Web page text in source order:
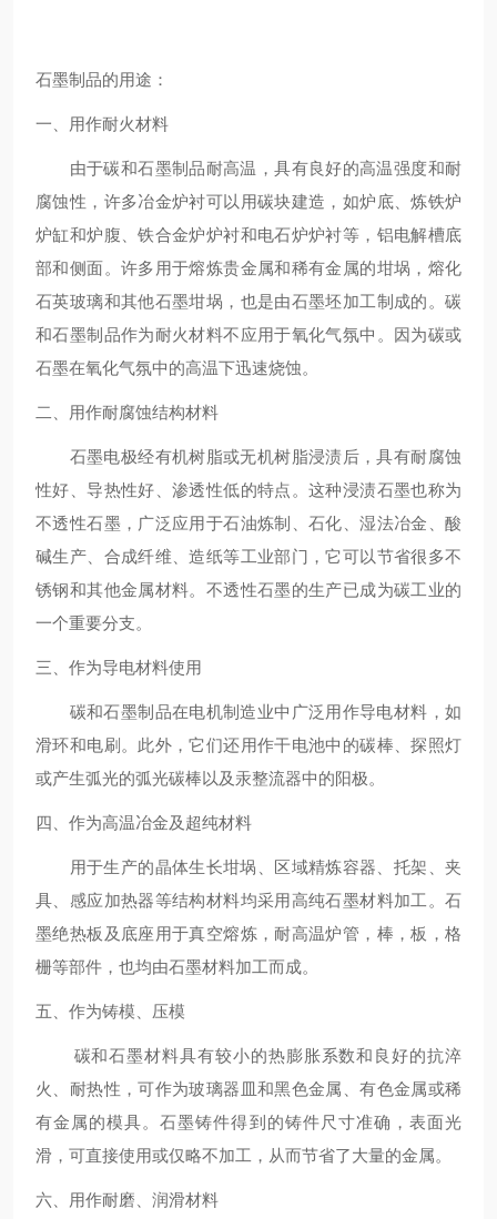
石墨制品的用途：
一、用作耐火材料
由于碳和石墨制品耐高温，具有良好的高温强度和耐
腐蚀性，许多冶金炉衬可以用碳块建造，如炉底、炼铁炉
炉缸和炉腹、铁合金炉炉衬和电石炉炉衬等，铝电解槽底
部和侧面。许多用于熔炼贵金属和稀有金属的坩埚，熔化
石英玻璃和其他石墨坩埚，也是由石墨坯加工制成的。碳
和石墨制品作为耐火材料不应用于氧化气氛中。因为碳或
石墨在氧化气氛中的高温下迅速烧蚀。
二、用作耐腐蚀结构材料
石墨电极经有机树脂或无机树脂浸渍后，具有耐腐蚀
性好、导热性好、渗透性低的特点。这种浸渍石墨也称为
不透性石墨，广泛应用于石油炼制、石化、湿法冶金、酸
碱生产、合成纤维、造纸等工业部门，它可以节省很多不
锈钢和其他金属材料。不透性石墨的生产已成为碳工业的
一个重要分支。
三、作为导电材料使用
碳和石墨制品在电机制造业中广泛用作导电材料，如
滑环和电刷。此外，它们还用作干电池中的碳棒、探照灯
或产生弧光的弧光碳棒以及汞整流器中的阳极。
四、作为高温冶金及超纯材料
用于生产的晶体生长坩埚、区域精炼容器、托架、夹
具、感应加热器等结构材料均采用高纯石墨材料加工。石
墨绝热板及底座用于真空熔炼，耐高温炉管，棒，板，格
栅等部件，也均由石墨材料加工而成。
五、作为铸模、压模
碳和石墨材料具有较小的热膨胀系数和良好的抗淬
火、耐热性，可作为玻璃器皿和黑色金属、有色金属或稀
有金属的模具。石墨铸件得到的铸件尺寸准确，表面光
滑，可直接使用或仅略不加工，从而节省了大量的金属。
六、用作耐磨、润滑材料